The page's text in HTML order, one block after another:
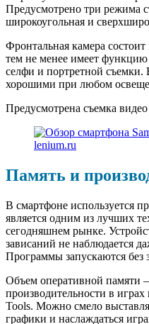
Предусмотрено три режима
широкоугольная и
Фронтальная камера
тем не менее имеет
селфи и портретной
хорошими при любом
Предусмотрена съемка
Память и
В смартфоне используется
является одним из лучших
сегодняшнем рынке.
зависаний не наблюдается
Программы запускаются без
Объем оперативной памяти
производительности в
Tools. Можно смело
графики и наслаждаться